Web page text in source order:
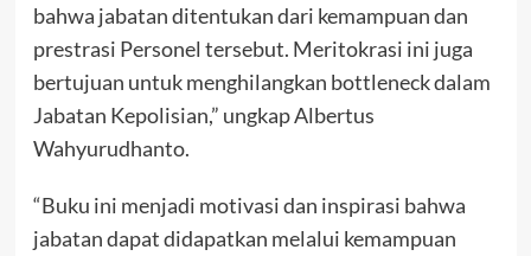
bahwa jabatan ditentukan dari kemampuan dan
prestrasi Personel tersebut. Meritokrasi ini juga
bertujuan untuk menghilangkan bottleneck dalam
Jabatan Kepolisian,” ungkap Albertus
Wahyurudhanto.
“Buku ini menjadi motivasi dan inspirasi bahwa
jabatan dapat didapatkan melalui kemampuan